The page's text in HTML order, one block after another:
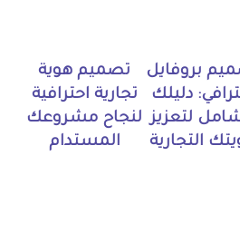
بروفايل
دليلك
لتعزيز
التجارية
تصميم هوية
تجارية احترافية
لنجاح مشروعك
المستدام